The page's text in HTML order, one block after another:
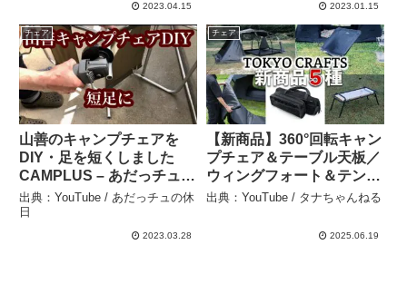
2023.04.15 2023.01.15
チェア
山善のキャンプチェアを
DIY・足を短くしました
CAMPLUS – あだっチュの
休日
出典：YouTube / あだっチュの休
日
2023.03.28
チェア
【新商品】360°回転キャン
プチェア＆テーブル天板／
ウィングフォート＆テンビ
オプション多数🏕️ – タナち
出典：YouTube / タナちゃんねる
2025.06.19